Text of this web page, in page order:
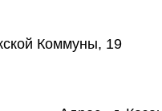
Коммуны, 19